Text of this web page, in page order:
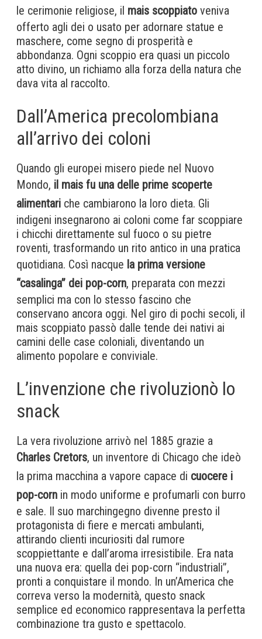
le cerimonie religiose, il mais scoppiato veniva
offerto agli dei o usato per adornare statue e
maschere, come segno di prosperità e
abbondanza. Ogni scoppio era quasi un piccolo
atto divino, un richiamo alla forza della natura che
dava vita al raccolto.
Dall’America precolombiana
all’arrivo dei coloni
Quando gli europei misero piede nel Nuovo
Mondo, il mais fu una delle prime scoperte
alimentari che cambiarono la loro dieta. Gli
indigeni insegnarono ai coloni come far scoppiare
i chicchi direttamente sul fuoco o su pietre
roventi, trasformando un rito antico in una pratica
quotidiana. Così nacque la prima versione
“casalinga” dei pop-corn, preparata con mezzi
semplici ma con lo stesso fascino che
conservano ancora oggi. Nel giro di pochi secoli, il
mais scoppiato passò dalle tende dei nativi ai
camini delle case coloniali, diventando un
alimento popolare e conviviale.
L’invenzione che rivoluzionò lo
snack
La vera rivoluzione arrivò nel 1885 grazie a
Charles Cretors, un inventore di Chicago che ideò
la prima macchina a vapore capace di cuocere i
pop-corn in modo uniforme e profumarli con burro
e sale. Il suo marchingegno divenne presto il
protagonista di fiere e mercati ambulanti,
attirando clienti incuriositi dal rumore
scoppiettante e dall’aroma irresistibile. Era nata
una nuova era: quella dei pop-corn “industriali”,
pronti a conquistare il mondo. In un’America che
correva verso la modernità, questo snack
semplice ed economico rappresentava la perfetta
combinazione tra gusto e spettacolo.